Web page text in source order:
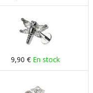
9,90 € En stock